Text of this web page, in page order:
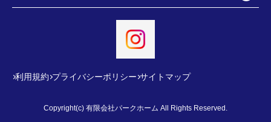
利用規約 プライバシーポリシー サイトマップ
Copyright(c) 有限会社パークホーム All Rights Reserved.